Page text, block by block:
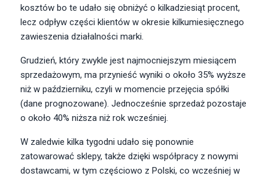
kosztów bo te udało się obniżyć o kilkadziesiąt procent,
lecz odpływ części klientów w okresie kilkumiesięcznego
zawieszenia działalności marki.
Grudzień, który zwykle jest najmocniejszym miesiącem
sprzedażowym, ma przynieść wyniki o około 35% wyższe
niż w październiku, czyli w momencie przejęcia spółki
(dane prognozowane). Jednocześnie sprzedaż pozostaje
o około 40% niższa niż rok wcześniej.
W zaledwie kilka tygodni udało się ponownie
zatowarować sklepy, także dzięki współpracy z nowymi
dostawcami, w tym częściowo z Polski, co wcześniej w